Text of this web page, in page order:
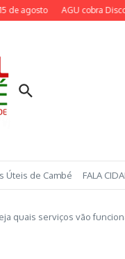
AGU cobra Discord
Úteis de Cambé FALA
quais serviços vão